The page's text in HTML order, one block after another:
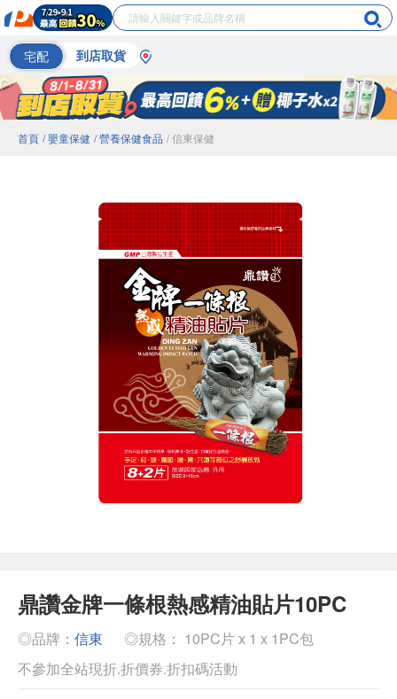
宅配 到店取貨
首頁 / 嬰童保健 / 營養保健食品 / 信東保健
鼎讚金牌一條根熱感精油貼片10PC
◎品牌： 信東
◎規格： 10PC片 x 1 x 1PC包
不參加全站現折.折價券.折扣碼活動